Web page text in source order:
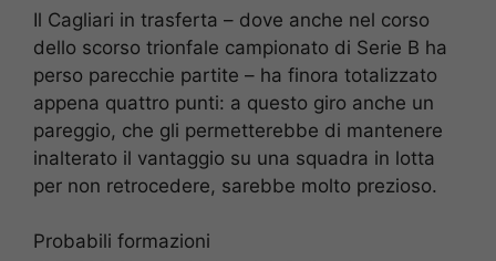
Il Cagliari in trasferta – dove anche nel corso
dello scorso trionfale campionato di Serie B ha
perso parecchie partite – ha finora totalizzato
appena quattro punti: a questo giro anche un
pareggio, che gli permetterebbe di mantenere
inalterato il vantaggio su una squadra in lotta
per non retrocedere, sarebbe molto prezioso.
Probabili formazioni